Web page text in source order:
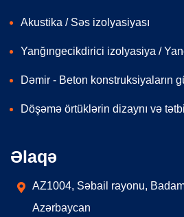
Akustika / Səs izolyasiyası
Yanğıngecikdirici izolyasiya /
Dəmir - Beton konstruksiyaların
Döşəmə örtüklərin dizaynı və
Əlaqə
AZ1004, Səbail rayonu,
Azərbaycan